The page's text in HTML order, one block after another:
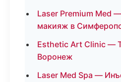
Laser Premium Med
макияж в
Esthetic Art Clinic —
Воронеж
Laser Med Spa —